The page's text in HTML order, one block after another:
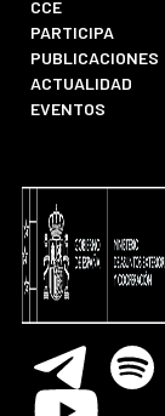
CCE
PARTICIPA
PUBLICACIONES
ACTUALIDAD
EVENTOS
TelegramSpotify
Youtube